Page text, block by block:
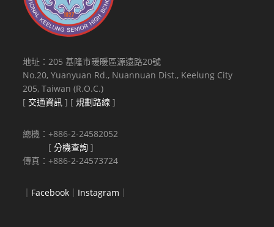
地址：205 基隆市暖暖區源遠路20號
No.20, Yuanyuan Rd., Nuannuan Dist., Keelung City
205, Taiwan (R.O.C.)
[ 交通資訊 ] [規劃路線 ]
總機：+886-2-24582052
[分機查詢 ]
傳真：+886-2-24573724
Facebook Instagram